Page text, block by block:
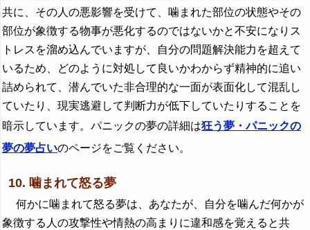
共に、その人の悪影響を受けて、噛まれた部位の状態やその
部位が象徴する物事が悪化するのではないかと不安になりス
トレスを溜め込んでいますが、自分の問題解決能力を超えて
いるため、どのように対処して良いかわからず精神的に追い
詰められて、潜んでいた非合理的な一面が表面化して混乱し
ていたり、現実逃避して判断力が低下していたりすることを
暗示しています。パニックの夢の詳細は狂う夢・パニックの
夢の夢占いのページをご覧ください。
10. 噛まれて怒る夢
何かに噛まれて怒る夢は、あなたが、自分を噛んだ何かが
象徴する人の攻撃性や情熱の高まりに違和感を覚えると共